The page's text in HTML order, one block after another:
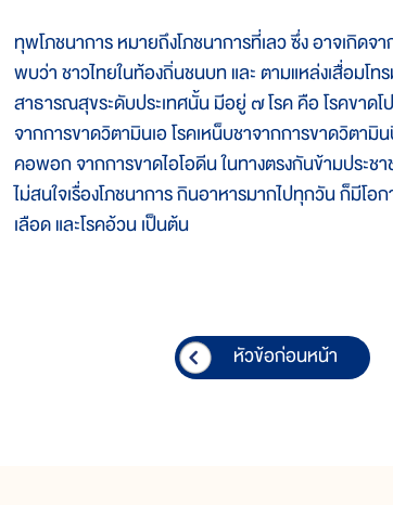
ทุพโภชนาการ หมายถึงโภชนาการที่เลว ซึ่ง อาจเกิดจ
พบว่า ชาวไทยในท้องถิ่นชนบท และ ตามแหล่งเสื่อมโ
สาธารณสุขระดับประเทศนั้น มีอยู่ ๗ โรค คือ โรคขาด
จากการขาดวิตามินเอ โรคเหน็บชาจากการขาดวิตามิ
คอพอก จากการขาดไอโอดีน ในทางตรงกันข้ามประช
ไม่สนใจเรื่องโภชนาการ กินอาหารมากไปทุกวัน ก็มีโอ
เลือด และโรคอ้วน เป็นต้น
หัวข้อก่อนหน้า